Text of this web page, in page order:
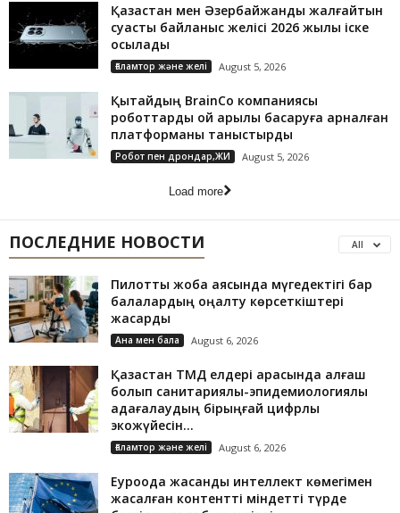
Қазақстан мен Әзербайжанды жалғайтын
суасты байланыс желісі 2026 жылы іске
қосылады
Ғаламтор және желі August 5, 2026
Қытайдың BrainCo компаниясы
роботтарды ой арқылы басқаруға арналған
платформаны таныстырды
Робот пен дрондар,ЖИ August 5, 2026
Load more
ПОСЛЕДНИЕ НОВОСТИ All
Пилоттық жоба аясында мүгедектігі бар
балалардың оңалту көрсеткіштері
жақсарды
Ана мен бала August 6, 2026
Қазақстан ТМД елдері арасында алғаш
болып санитариялық-эпидемиологиялық
қадағалаудың бірыңғай цифрлық
экожүйесін...
Ғаламтор және желі August 6, 2026
Еуроодақ жасанды интеллект көмегімен
жасалған контентті міндетті түрде